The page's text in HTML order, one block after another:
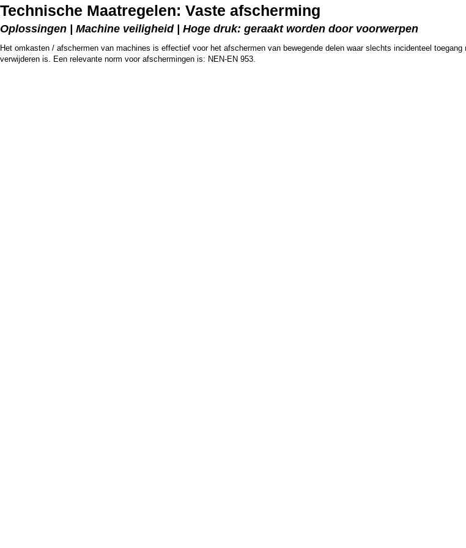
Technische Maatregelen: Vaste afscherming
Oplossingen | Machine veiligheid | Hoge druk: geraakt worden door voorwerpen
Het omkasten / afschermen van machines is effectief voor het afschermen van bewegende delen waar slechts incidenteel
verwijderen is. Een relevante norm voor afschermingen is: NEN-EN 953.